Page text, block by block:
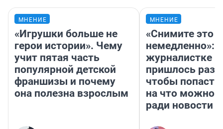
МНЕНИЕ
«Игрушки больше не
герои истории». Чему
учит пятая часть
популярной детской
франшизы и почему
она полезна взрослым
МНЕНИЕ
«Снимите это
немедленно»:
журналистке
пришлось
чтобы попасть
на что можно
ради новости